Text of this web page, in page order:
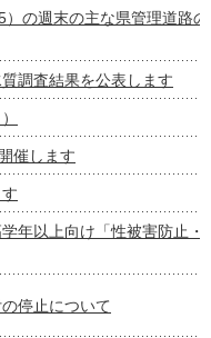
）の週末の主な県管理道路
調査結果を公表します
催します
年以上向け「性被害防止・
停止について